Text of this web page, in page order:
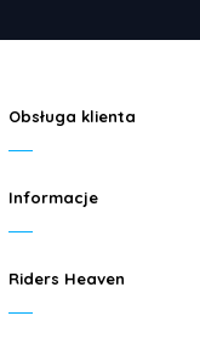
Obsługa klienta
Informacje
Riders Heaven